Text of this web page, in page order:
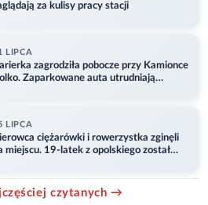
za kulisy pracy stacji
LIPCA
zagrodziła pobocze przy Kamionce
Zaparkowane auta utrudniają
LIPCA
ciężarówki i rowerzystka zginęli
miejscu. 19-latek z opolskiego został
czytanych →